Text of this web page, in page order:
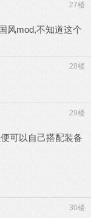
27楼
风mod,不知道这个
28楼
29楼
可以自己搭配装备
30楼